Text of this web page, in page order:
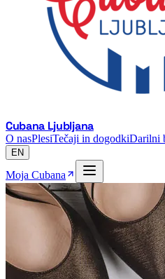
Cubana Ljubljana
O nasPlesiTečaji in dogodkiDarilni
EN
Moja Cubana